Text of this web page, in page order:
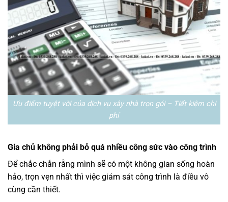
Ưu điểm tuyệt vời của dịch vụ xây nhà trọn gói – Tiết kiệm chi
phí
Gia chủ không phải bỏ quá nhiều công sức vào công trình
Để chắc chắn rằng mình sẽ có một không gian sống hoàn
hảo, trọn vẹn nhất thì việc giám sát công trình là điều vô
cùng cần thiết.